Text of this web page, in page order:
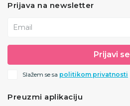
Prijava na newsletter
Email
Prijavi se
Slažem se sa politikom privatnosti
Preuzmi aplikaciju